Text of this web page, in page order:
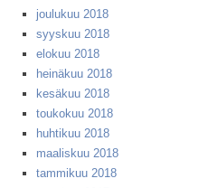
joulukuu 2018
syyskuu 2018
elokuu 2018
heinäkuu 2018
kesäkuu 2018
toukokuu 2018
huhtikuu 2018
maaliskuu 2018
tammikuu 2018